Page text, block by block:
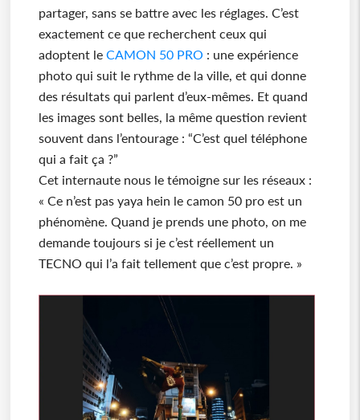
partager, sans se battre avec les réglages. C’est
exactement ce que recherchent ceux qui
adoptent le CAMON 50 PRO : une expérience
photo qui suit le rythme de la ville, et qui donne
des résultats qui parlent d’eux-mêmes. Et quand
les images sont belles, la même question revient
souvent dans l’entourage : “C’est quel téléphone
qui a fait ça ?”
Cet internaute nous le témoigne sur les réseaux :
« Ce n’est pas yaya hein le camon 50 pro est un
phénomène. Quand je prends une photo, on me
demande toujours si je c’est réellement un
TECNO qui l’a fait tellement que c’est propre. »